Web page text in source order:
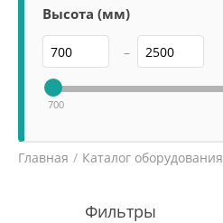
Высота (мм)
–
700
Главная / Каталог оборудования